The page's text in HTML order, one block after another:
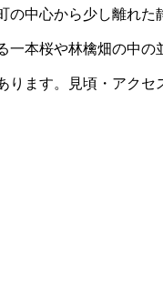
の中心から少し離れ
一本桜や林檎畑の中
ります。見頃・アク